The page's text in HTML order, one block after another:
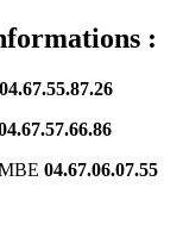
:
04.67.55.87.26
04.67.06.07.55